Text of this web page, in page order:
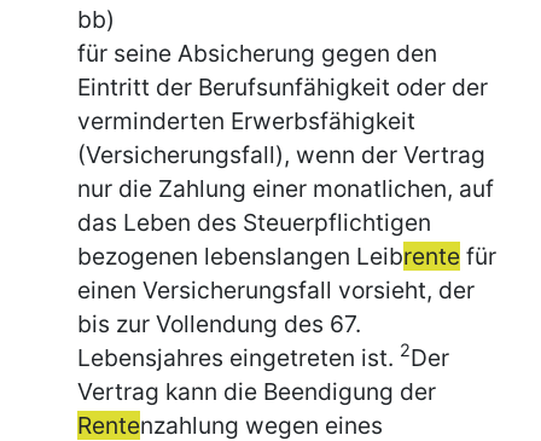
bb)
für seine Absicherung gegen den
Eintritt der Berufsunfähigkeit oder der
verminderten Erwerbsfähigkeit
(Versicherungsfall), wenn der Vertrag
nur die Zahlung einer monatlichen, auf
das Leben des Steuerpflichtigen
bezogenen lebenslangen Leibrente für
einen Versicherungsfall vorsieht, der
bis zur Vollendung des 67.
Lebensjahres eingetreten ist. 2Der
Vertrag kann die Beendigung der
Rentenzahlung wegen eines